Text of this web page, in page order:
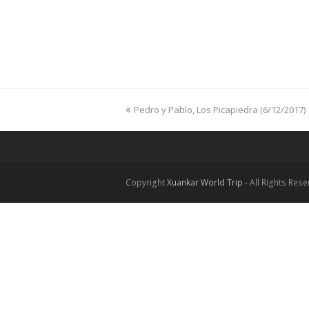
previous
Pedro y Pablo, Los Picapiedra (6/12/2017)
CopyrightXuankar World Trip - All Rights